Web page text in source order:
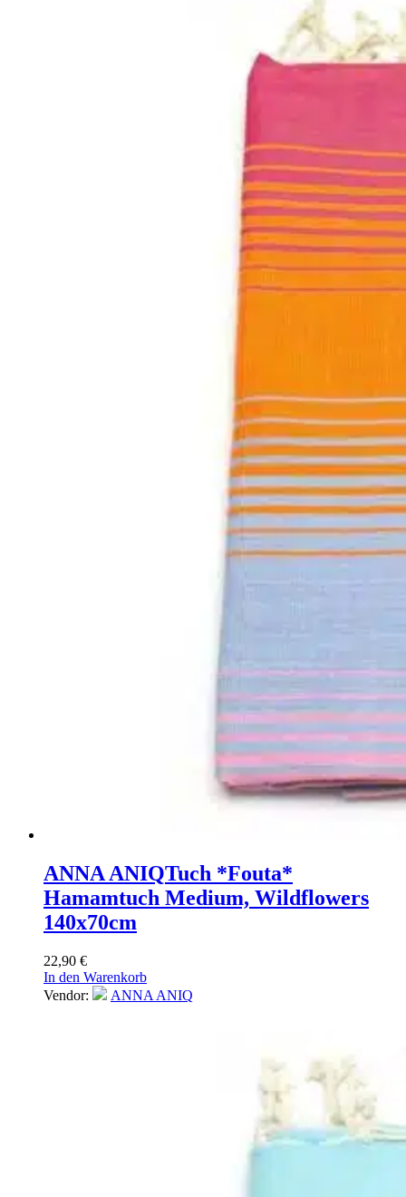
ANNA ANIQTuch *Fouta*
Hamamtuch Medium, Wildflowers
140x70cm
22,90 €
In den Warenkorb
Vendor:
ANNA ANIQ